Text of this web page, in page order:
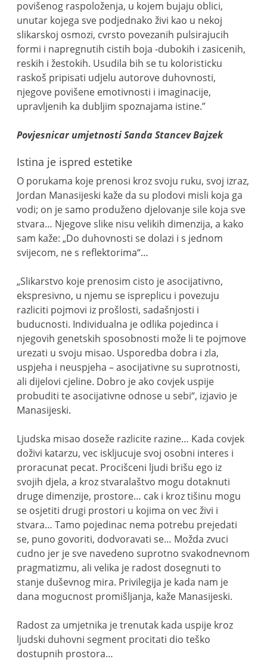
povišenog raspoloženja, u kojem bujaju oblici,
unutar kojega sve podjednako živi kao u nekoj
slikarskoj osmozi, cvrsto povezanih pulsirajucih
formi i napregnutih cistih boja -dubokih i zasicenih,
reskih i žestokih. Usudila bih se tu koloristicku
raskoš pripisati udjelu autorove duhovnosti,
njegove povišene emotivnosti i imaginacije,
upravljenih ka dubljim spoznajama istine.”
Povjesnicar umjetnosti Sanda Stancev Bajzek
Istina je ispred estetike
O porukama koje prenosi kroz svoju ruku, svoj izraz,
Jordan Manasijeski kaže da su plodovi misli koja ga
vodi; on je samo produženo djelovanje sile koja sve
stvara… Njegove slike nisu velikih dimenzija, a kako
sam kaže: „Do duhovnosti se dolazi i s jednom
svijecom, ne s reflektorima“…
„Slikarstvo koje prenosim cisto je asocijativno,
ekspresivno, u njemu se ispreplicu i povezuju
razliciti pojmovi iz prošlosti, sadašnjosti i
buducnosti. Individualna je odlika pojedinca i
njegovih genetskih sposobnosti može li te pojmove
urezati u svoju misao. Usporedba dobra i zla,
uspjeha i neuspjeha – asocijativne su suprotnosti,
ali dijelovi cjeline. Dobro je ako covjek uspije
probuditi te asocijativne odnose u sebi“, izjavio je
Manasijeski.
Ljudska misao doseže razlicite razine… Kada covjek
doživi katarzu, vec iskljucuje svoj osobni interes i
proracunat pecat. Procišceni ljudi brišu ego iz
svojih djela, a kroz stvaralaštvo mogu dotaknuti
druge dimenzije, prostore… cak i kroz tišinu mogu
se osjetiti drugi prostori u kojima on vec živi i
stvara… Tamo pojedinac nema potrebu prejedati
se, puno govoriti, dodvoravati se… Možda zvuci
cudno jer je sve navedeno suprotno svakodnevnom
pragmatizmu, ali velika je radost dosegnuti to
stanje duševnog mira. Privilegija je kada nam je
dana mogucnost promišljanja, kaže Manasijeski.
Radost za umjetnika je trenutak kada uspije kroz
ljudski duhovni segment procitati dio teško
dostupnih prostora…